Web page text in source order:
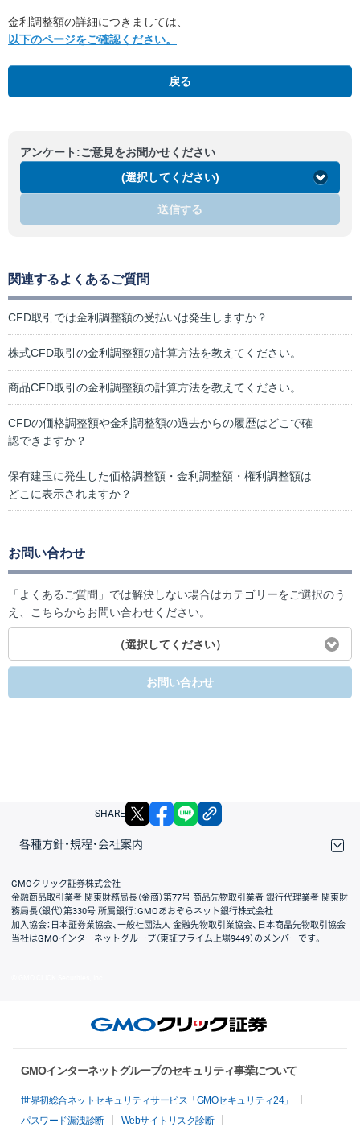
金利調整額の詳細につきましては、
以下のページをご確認ください。
戻る
アンケート:ご意見をお聞かせください
(選択してください)
送信する
関連するよくあるご質問
CFD取引では金利調整額の受払いは発生しますか？
株式CFD取引の金利調整額の計算方法を教えてください。
商品CFD取引の金利調整額の計算方法を教えてください。
CFDの価格調整額や金利調整額の過去からの履歴はどこで確
認できますか？
保有建玉に発生した価格調整額・金利調整額・権利調整額は
どこに表示されますか？
お問い合わせ
「よくあるご質問」では解決しない場合はカテゴリーをご選択のう
え、こちらからお問い合わせください。
（選択してください）
お問い合わせ
SHARE X facebook
各種方針・規程・会社案内
取引規程・約款
サイトマップ
その他のご案内
個人情報保護方針
最良執行方針
サイトのご利用について
ディスクレイマー
信託保全
リスク説明
会社案内
GMOクリック証券株式会社
金融商品取引業者 関東財務局長（金商）第77号 商品先物取引業者 銀行代理業者 関東財
務局長（銀代）第330号 所属銀行：GMOあおぞらネット銀行株式会社
加入協会：日本証券業協会、一般社団法人 金融先物取引業協会、日本商品先物取引協会
当社はGMOインターネットグループ（東証プライム上場9449）のメンバーです。
GMOインターネットグループのセキュリティ事業について
世界初総合ネットセキュリティサービス「GMOセキュリティ24」
パスワード漏洩診断
Webサイトリスク診断